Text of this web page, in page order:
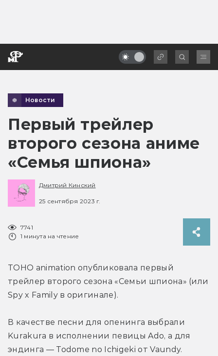
Новости
Первый трейлер
второго сезона аниме
«Семья шпиона»
Дмитрий Кинский
25 сентября 2023 г.
7741
1 минута на чтение
TOHO animation опубликовала первый
трейлер второго сезона «Семьи шпиона» (или
Spy x Family в оригинале).
В качестве песни для опенинга выбрали
Kurakura в исполнении певицы Ado, а для
эндинга — Todome no Ichigeki от Vaundy.